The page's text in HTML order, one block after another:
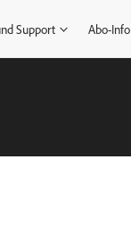
Support Abo-Info